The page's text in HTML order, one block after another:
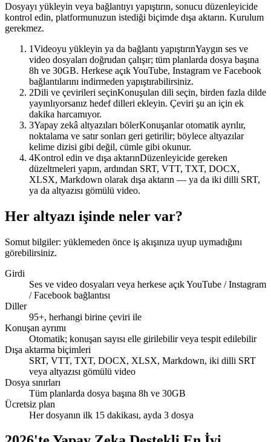
Altyazı kanalı
00:12
Yaptığınız her değişiklik anında kaydedilir.
Dosyayı yükleyin veya bağlantıyı yapıştırın, sonucu düzenleyicide
kontrol edin, platformunuzun istediği biçimde dışa aktarın. Kurulum
gerekmez.
1Videoyu yükleyin ya da bağlantı yapıştırınYaygın ses ve
video dosyaları doğrudan çalışır; tüm planlarda dosya başına
8h ve 30GB. Herkese açık YouTube, Instagram ve Facebook
bağlantılarını indirmeden yapıştırabilirsiniz.
2Dili ve çevirileri seçinKonuşulan dili seçin, birden fazla dilde
yayınlıyorsanız hedef dilleri ekleyin. Çeviri şu an için ek
dakika harcamıyor.
3Yapay zekâ altyazıları bölerKonuşanlar otomatik ayrılır,
noktalama ve satır sonları geri getirilir; böylece altyazılar
kelime dizisi gibi değil, cümle gibi okunur.
4Kontrol edin ve dışa aktarınDüzenleyicide gereken
düzeltmeleri yapın, ardından SRT, VTT, TXT, DOCX,
XLSX, Markdown olarak dışa aktarın — ya da iki dilli SRT,
ya da altyazısı gömülü video.
Her altyazı işinde neler var?
Somut bilgiler: yüklemeden önce iş akışınıza uyup uymadığını
görebilirsiniz.
Girdi
Ses ve video dosyaları veya herkese açık YouTube / Instagram
/ Facebook bağlantısı
Diller
95+, herhangi birine çeviri ile
Konuşan ayrımı
Otomatik; konuşan sayısı elle girilebilir veya tespit edilebilir
Dışa aktarma biçimleri
SRT, VTT, TXT, DOCX, XLSX, Markdown, iki dilli SRT
veya altyazısı gömülü video
Dosya sınırları
Tüm planlarda dosya başına 8h ve 30GB
Ücretsiz plan
Her dosyanın ilk 15 dakikası, ayda 3 dosya